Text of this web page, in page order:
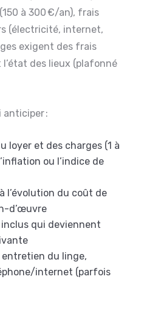
(150 à 300 €/an), frais
(électricité, internet,
exigent des frais
des lieux (plafonné
anticiper :
loyer et des charges (1 à
ou l’indice de
l’évolution du coût de
d’œuvre
qui deviennent
du linge,
internet (parfois